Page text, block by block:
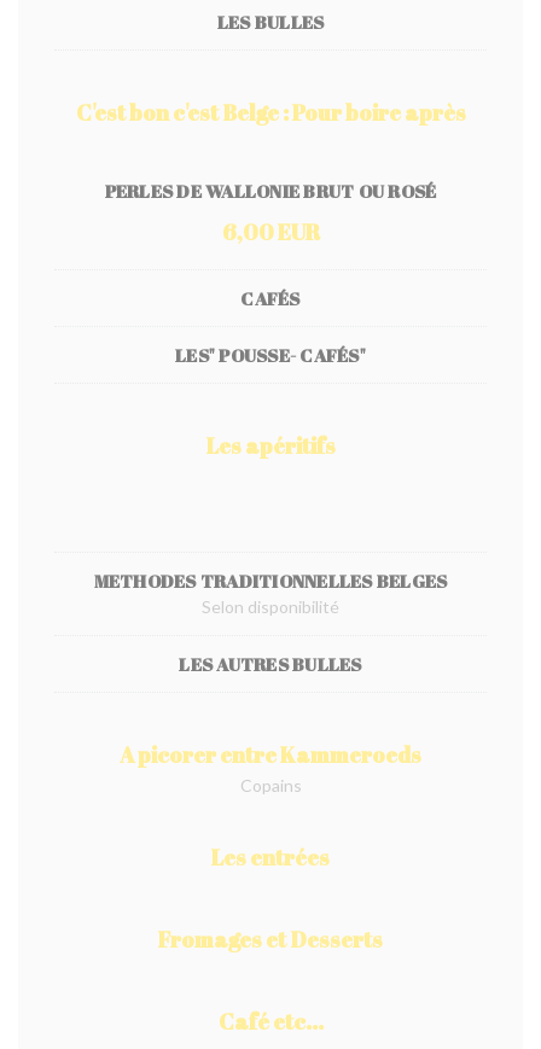
LES BULLES
C'est bon c'est Belge : Pour boire après
PERLES DE WALLONIE BRUT OU ROSÉ
6,00 EUR
CAFÉS
LES" POUSSE- CAFÉS"
Les apéritifs
METHODES TRADITIONNELLES BELGES
Selon disponibilité
LES AUTRES BULLES
A picorer entre Kammeroeds
Copains
Les entrées
Fromages et Desserts
Café etc...